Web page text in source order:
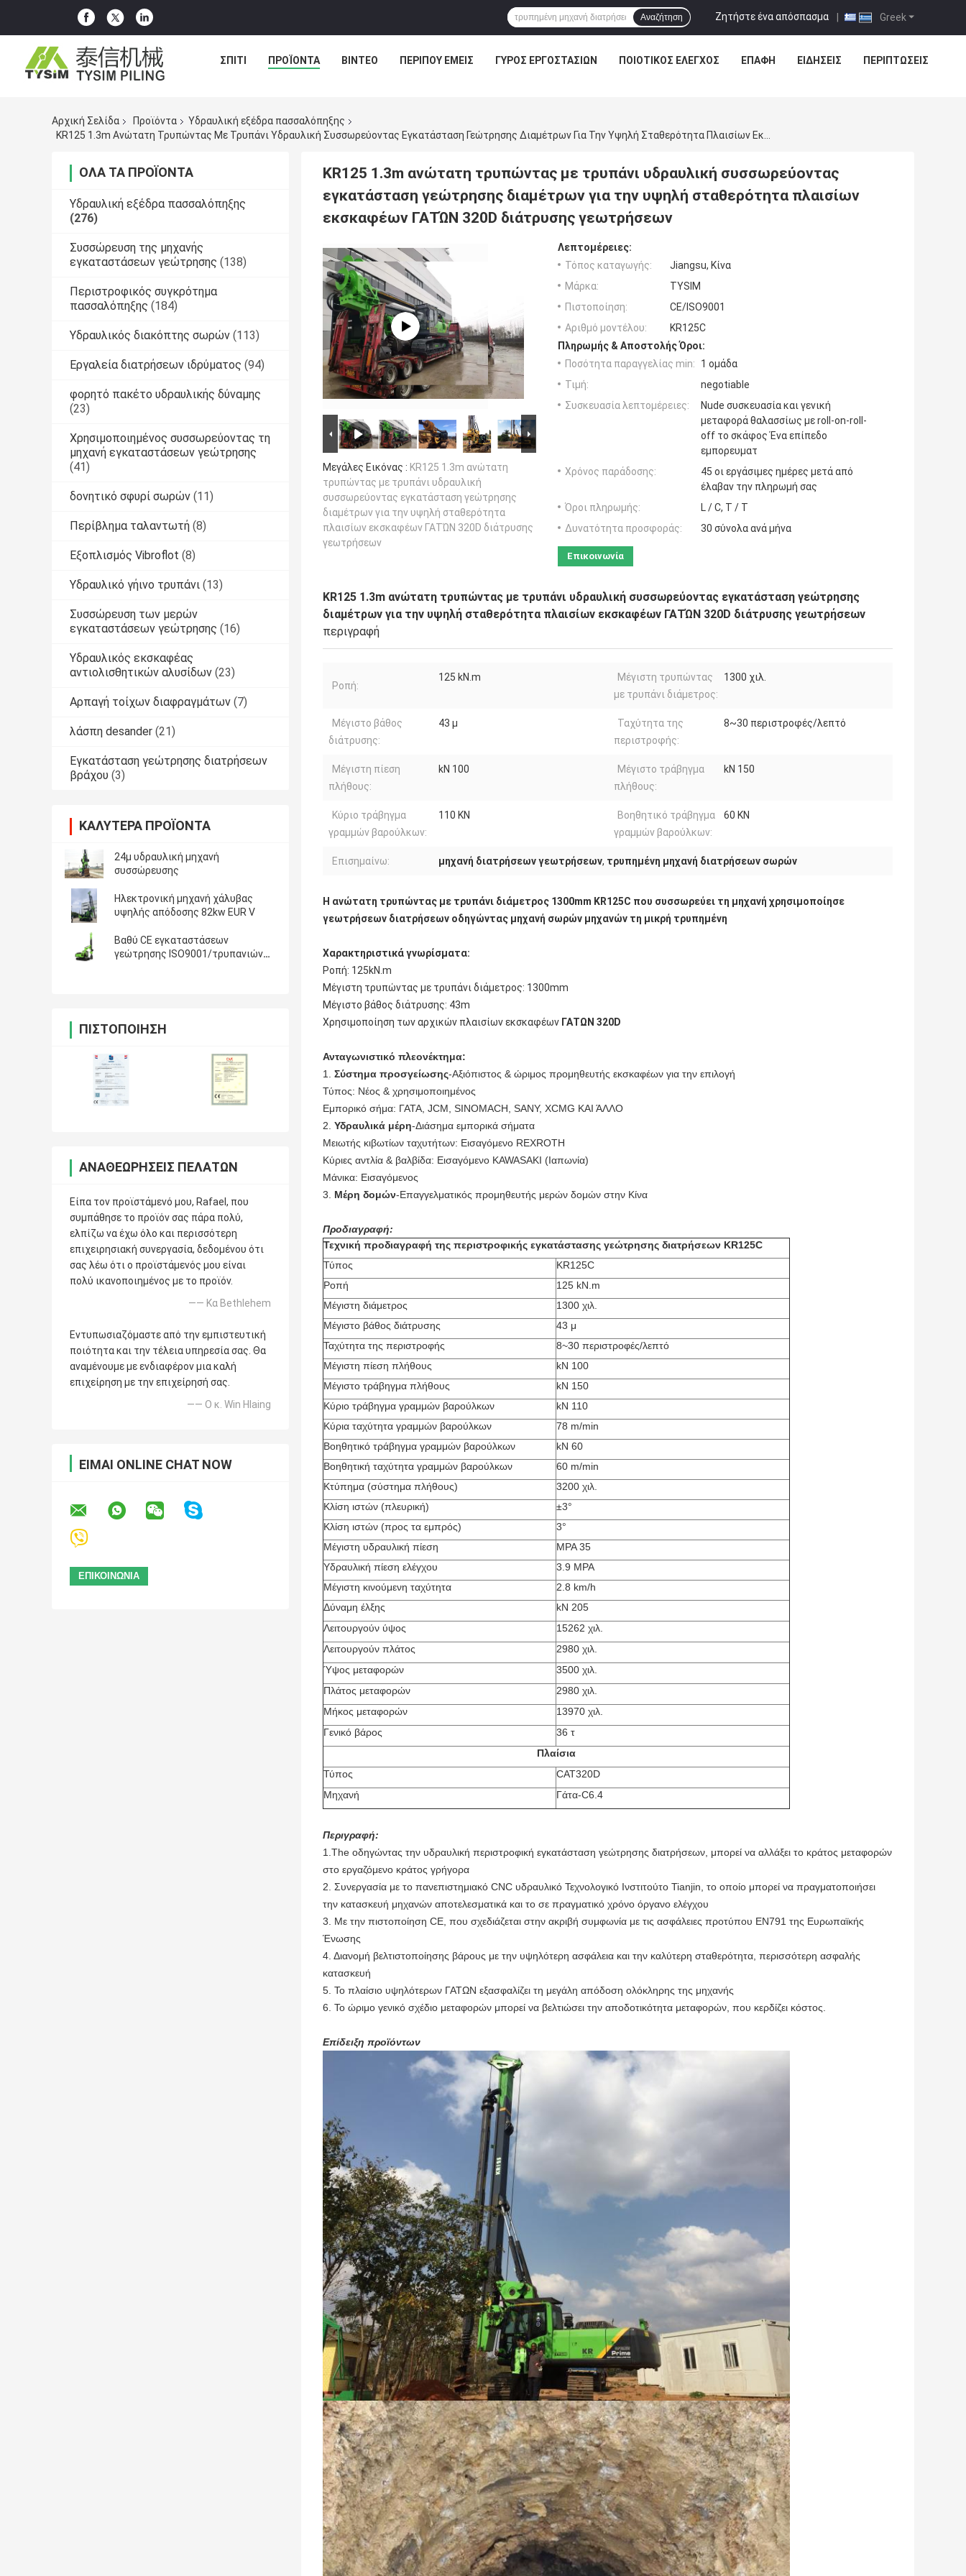
Greek
Ζητήστε ένα απόσπασμα |
Αναζήτηση
ΣΠΊΤΙ ΠΡΟΪΌΝΤΑ ΒΊΝΤΕΟ ΠΕΡΊΠΟΥ ΕΜΕΊΣ ΓΎΡΟΣ ΕΡΓΟΣΤΑΣΊΩΝ ΠΟΙΟΤΙΚΌΣ ΈΛΕΓΧΟΣ ΕΠΑΦΉ ΕΙΔΗΣΕΙΣ ΠΕΡΙΠΤΏΣΕΙΣ
Αρχική Σελίδα Προϊόντα
Υδραυλική εξέδρα πασσαλόπηξης
ΌΛΑ ΤΑ ΠΡΟΪΌΝΤΑ
Υδραυλική εξέδρα πασσαλόπηξης
(276)
Συσσώρευση της μηχανής
εγκαταστάσεων γεώτρησης (138)
Περιστροφικός συγκρότημα
πασσαλόπηξης (184)
Υδραυλικός διακόπτης σωρών (113)
Εργαλεία διατρήσεων ιδρύματος (94)
φορητό πακέτο υδραυλικής δύναμης
(23)
Χρησιμοποιημένος συσσωρεύοντας τη
μηχανή εγκαταστάσεων γεώτρησης
(41)
δονητικό σφυρί σωρών (11)
Περίβλημα ταλαντωτή (8)
Εξοπλισμός Vibroflot (8)
Υδραυλικό γήινο τρυπάνι (13)
Συσσώρευση των μερών
εγκαταστάσεων γεώτρησης (16)
Υδραυλικός εκσκαφέας
αντιολισθητικών αλυσίδων (23)
Αρπαγή τοίχων διαφραγμάτων (7)
λάσπη desander (21)
Εγκατάσταση γεώτρησης διατρήσεων
βράχου (3)
ΚΑΛΎΤΕΡΑ ΠΡΟΪΌΝΤΑ
24μ υδραυλική μηχανή
συσσώρευσης
Ηλεκτρονική μηχανή χάλυβας
υψηλής απόδοσης 82kw EUR V
Βαθύ CE εγκαταστάσεων
γεώτρησης ISO9001/τρυπανιών
ΠΙΣΤΟΠΟΊΗΣΗ
ΑΝΑΘΕΩΡΉΣΕΙΣ ΠΕΛΑΤΏΝ
Είπα τον προϊστάμενό μου, Rafael, που
συμπάθησε το προϊόν σας πάρα πολύ,
ελπίζω να έχω όλο και περισσότερη
επιχειρησιακή συνεργασία, δεδομένου ότι
σας λέω ότι ο προϊστάμενός μου είναι
πολύ ικανοποιημένος με το προϊόν.
—— Κα Bethlehem
Εντυπωσιαζόμαστε από την εμπιστευτική
ποιότητα και την τέλεια υπηρεσία σας. Θα
αναμένουμε με ενδιαφέρον μια καλή
επιχείρηση με την επιχείρησή σας.
—— Ο κ. Win Hlaing
ΕΊΜΑΙ ONLINE CHAT NOW
KR125 1.3m ανώτατη τρυπώντας με τρυπάνι υδραυλική συσσωρεύοντας
εγκατάσταση γεώτρησης διαμέτρων για την υψηλή σταθερότητα πλαισίων
εκσκαφέων ΓΑΤΏΝ 320D διάτρυσης γεωτρήσεων
Μεγάλες Εικόνας : KR125 1.3m ανώτατη
τρυπώντας με τρυπάνι υδραυλική
συσσωρεύοντας εγκατάσταση γεώτρησης
διαμέτρων για την υψηλή σταθερότητα
πλαισίων εκσκαφέων ΓΑΤΏΝ 320D διάτρυσης
γεωτρήσεων
Λεπτομέρειες:
Τόπος καταγωγής:
Jiangsu, Κίνα
Μάρκα:
TYSIM
Πιστοποίηση:
CE/ISO9001
Αριθμό μοντέλου:
KR125C
Πληρωμής & Αποστολής Όροι:
Ποσότητα παραγγελίας min:
1 ομάδα
Τιμή:
negotiable
Συσκευασία λεπτομέρειες:
Nude συσκευασία και γενική
μεταφορά θαλασσίως με roll-on-roll-
off το σκάφος Ένα επίπεδο
εμπορευματ
Χρόνος παράδοσης:
45 οι εργάσιμες ημέρες μετά από
έλαβαν την πληρωμή σας
Όροι πληρωμής:
L / C, T / T
Δυνατότητα προσφοράς:
30 σύνολα ανά μήνα
Επικοινωνία
KR125 1.3m ανώτατη τρυπώντας με τρυπάνι υδραυλική συσσωρεύοντας εγκατάσταση γεώτρησης
διαμέτρων για την υψηλή σταθερότητα πλαισίων εκσκαφέων ΓΑΤΏΝ 320D διάτρυσης γεωτρήσεων
περιγραφή
Ροπή:
125 kN.m
Μέγιστη τρυπώντας
με τρυπάνι διάμετρος:
1300 χιλ.
Μέγιστο βάθος
διάτρυσης:
43 μ
Ταχύτητα της
περιστροφής:
8~30 περιστροφές/λεπτό
Μέγιστη πίεση
πλήθους:
kN 100
Μέγιστο τράβηγμα
πλήθους:
kN 150
Κύριο τράβηγμα
γραμμών βαρούλκων:
110 KN
Βοηθητικό τράβηγμα
γραμμών βαρούλκων:
60 KN
Επισημαίνω: μηχανή διατρήσεων γεωτρήσεων, τρυπημένη μηχανή διατρήσεων σωρών
Η ανώτατη τρυπώντας με τρυπάνι διάμετρος 1300mm KR125C που συσσωρεύει τη μηχανή χρησιμοποίησε
γεωτρήσεων διατρήσεων οδηγώντας μηχανή σωρών μηχανών τη μικρή τρυπημένη
Χαρακτηριστικά γνωρίσματα:
Ροπή: 125kN.m
Μέγιστη τρυπώντας με τρυπάνι διάμετρος: 1300mm
Μέγιστο βάθος διάτρυσης: 43m
Χρησιμοποίηση των αρχικών πλαισίων εκσκαφέων ΓΑΤΩΝ 320D
Ανταγωνιστικό πλεονέκτημα:
1. Σύστημα προσγείωσης-Αξιόπιστος & ώριμος προμηθευτής εκσκαφέων για την επιλογή
Τύπος: Νέος & χρησιμοποιημένος
Εμπορικό σήμα: ΓΑΤΑ, JCM, SINOMACH, SANY, XCMG ΚΑΙ ΆΛΛΟ
2. Υδραυλικά μέρη-Διάσημα εμπορικά σήματα
Μειωτής κιβωτίων ταχυτήτων: Εισαγόμενο REXROTH
Κύριες αντλία & βαλβίδα: Εισαγόμενο KAWASAKI (Ιαπωνία)
Μάνικα: Εισαγόμενος
3. Μέρη δομών-Επαγγελματικός προμηθευτής μερών δομών στην Κίνα
Προδιαγραφή:
Τεχνική προδιαγραφή της περιστροφικής εγκατάστασης γεώτρησης διατρήσεων KR125C
Τύπος
KR125C
Ροπή
125 kN.m
Μέγιστη διάμετρος
1300 χιλ.
Μέγιστο βάθος διάτρυσης
43 μ
Ταχύτητα της περιστροφής
8~30 περιστροφές/λεπτό
Μέγιστη πίεση πλήθους
kN 100
Μέγιστο τράβηγμα πλήθους
kN 150
Κύριο τράβηγμα γραμμών βαρούλκων
kN 110
Κύρια ταχύτητα γραμμών βαρούλκων
78 m/min
Βοηθητικό τράβηγμα γραμμών βαρούλκων
kN 60
Βοηθητική ταχύτητα γραμμών βαρούλκων
60 m/min
Κτύπημα (σύστημα πλήθους)
3200 χιλ.
Κλίση ιστών (πλευρική)
±3°
Κλίση ιστών (προς τα εμπρός)
3°
Μέγιστη υδραυλική πίεση
MPA 35
Υδραυλική πίεση ελέγχου
3.9 MPA
Μέγιστη κινούμενη ταχύτητα
2.8 km/h
Δύναμη έλξης
kN 205
Λειτουργούν ύψος
15262 χιλ.
Λειτουργούν πλάτος
2980 χιλ.
Ύψος μεταφορών
3500 χιλ.
Πλάτος μεταφορών
2980 χιλ.
Μήκος μεταφορών
13970 χιλ.
Γενικό βάρος
36 τ
Πλαίσια
Τύπος
CAT320D
Μηχανή
Γάτα-C6.4
Περιγραφή:
1.The οδηγώντας την υδραυλική περιστροφική εγκατάσταση γεώτρησης διατρήσεων, μπορεί να αλλάξει το κράτος μεταφορών
στο εργαζόμενο κράτος γρήγορα
2. Συνεργασία με το πανεπιστημιακό CNC υδραυλικό Τεχνολογικό Ινστιτούτο Tianjin, το οποίο μπορεί να πραγματοποιήσει
την κατασκευή μηχανών αποτελεσματικά και το σε πραγματικό χρόνο όργανο ελέγχου
3. Με την πιστοποίηση CE, που σχεδιάζεται στην ακριβή συμφωνία με τις ασφάλειες προτύπου EN791 της Ευρωπαϊκής
Ένωσης
4. Διανομή βελτιστοποίησης βάρους με την υψηλότερη ασφάλεια και την καλύτερη σταθερότητα, περισσότερη ασφαλής
κατασκευή
5. Το πλαίσιο υψηλότερων ΓΑΤΩΝ εξασφαλίζει τη μεγάλη απόδοση ολόκληρης της μηχανής
6. Το ώριμο γενικό σχέδιο μεταφορών μπορεί να βελτιώσει την αποδοτικότητα μεταφορών, που κερδίζει κόστος.
Επίδειξη προϊόντων